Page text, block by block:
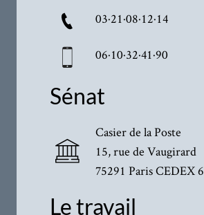
03·21·08·12·14
06·10·32·41·90
Sénat
Casier de la Poste
15, rue de Vaugirard
75291 Paris CEDEX 6
Le travail